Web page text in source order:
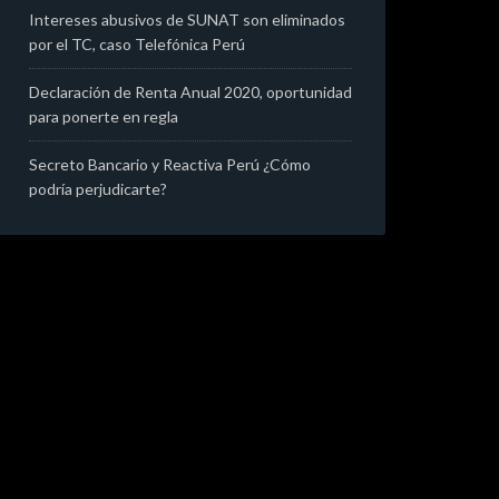
Intereses abusivos de SUNAT son eliminados
por el TC, caso Telefónica Perú
Declaración de Renta Anual 2020, oportunidad
para ponerte en regla
Secreto Bancario y Reactiva Perú ¿Cómo
podría perjudicarte?